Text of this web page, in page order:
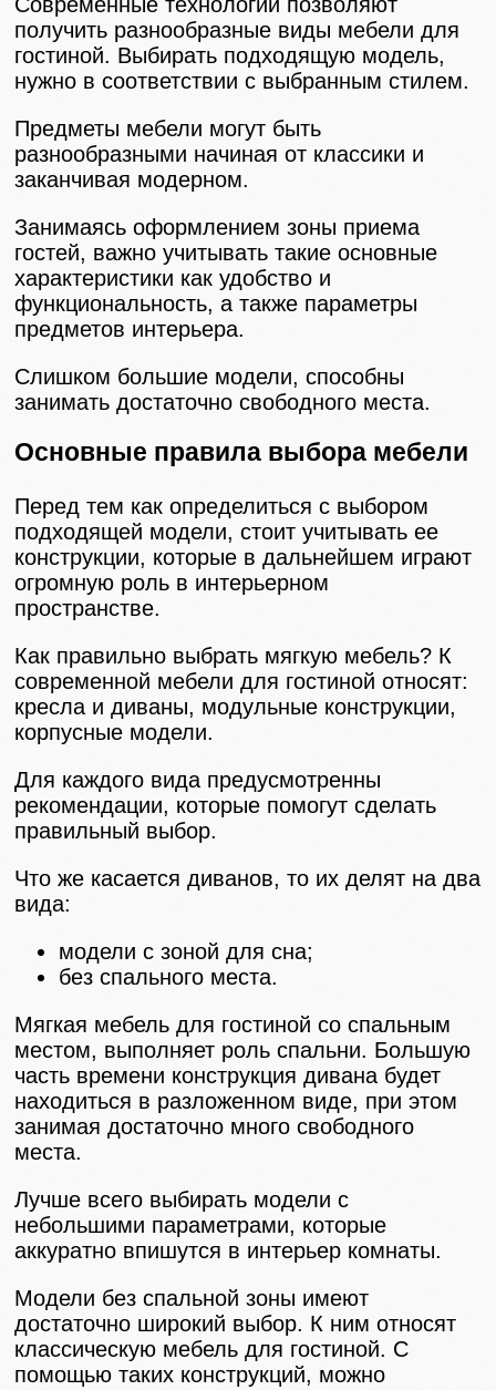
получить разнообразные виды мебели для
гостиной. Выбирать подходящую модель,
нужно в соответствии с выбранным стилем.
Предметы мебели могут быть
разнообразными начиная от классики и
заканчивая модерном.
Занимаясь оформлением зоны приема
гостей, важно учитывать такие основные
характеристики как удобство и
функциональность, а также параметры
предметов интерьера.
Слишком большие модели, способны
занимать достаточно свободного места.
Основные правила выбора мебели
Перед тем как определиться с выбором
подходящей модели, стоит учитывать ее
конструкции, которые в дальнейшем играют
огромную роль в интерьерном
пространстве.
Как правильно выбрать мягкую мебель? К
современной мебели для гостиной относят:
кресла и диваны, модульные конструкции,
корпусные модели.
Для каждого вида предусмотренны
рекомендации, которые помогут сделать
правильный выбор.
Что же касается диванов, то их делят на два
вида:
модели с зоной для сна;
без спального места.
Мягкая мебель для гостиной со спальным
местом, выполняет роль спальни. Большую
часть времени конструкция дивана будет
находиться в разложенном виде, при этом
занимая достаточно много свободного
места.
Лучше всего выбирать модели с
небольшими параметрами, которые
аккуратно впишутся в интерьер комнаты.
Модели без спальной зоны имеют
достаточно широкий выбор. К ним относят
классическую мебель для гостиной. С
помощью таких конструкций, можно